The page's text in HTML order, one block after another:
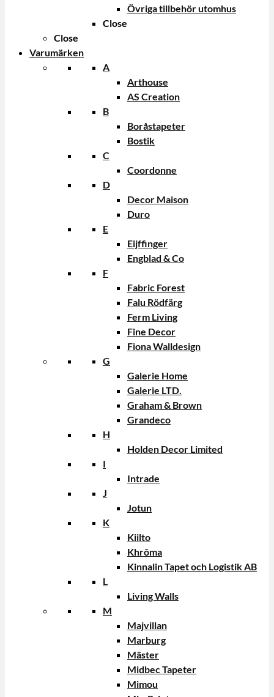
Övriga tillbehör utomhus
Close
Close
Varumärken
A
Arthouse
AS Creation
B
Boråstapeter
Bostik
C
Coordonne
D
Decor Maison
Duro
E
Eijffinger
Engblad & Co
F
Fabric Forest
Falu Rödfärg
Ferm Living
Fine Decor
Fiona Walldesign
G
Galerie Home
Galerie LTD.
Graham & Brown
Grandeco
H
Holden Decor Limited
I
Intrade
J
Jotun
K
Kiilto
Khrôma
Kinnalin Tapet och Logistik AB
L
Living Walls
M
Majvillan
Marburg
Mäster
Midbec Tapeter
Mimou